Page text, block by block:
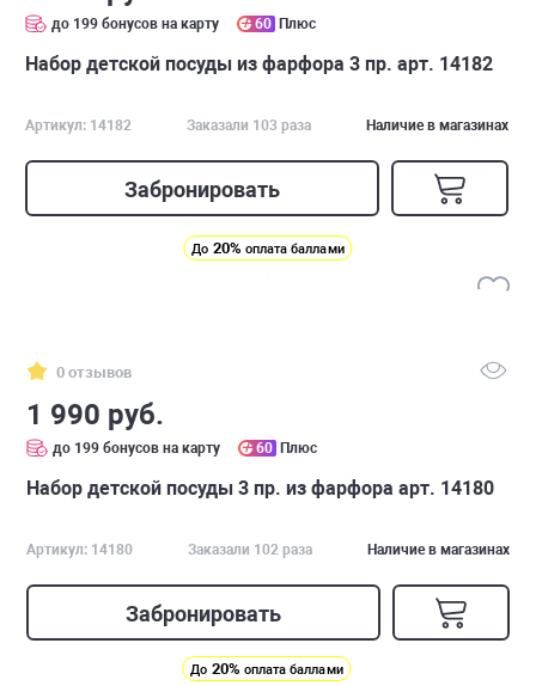
до 199 бонусов на карту 60 Плюс
Набор детской посуды из фарфора 3 пр. арт. 14182
Артикул: 14182 Заказали 103 раза Наличие в магазинах
Забронировать
До 20% оплата баллами
0 отзывов
1 990 руб.
до 199 бонусов на карту 60 Плюс
Набор детской посуды 3 пр. из фарфора арт. 14180
Артикул: 14180 Заказали 102 раза Наличие в магазинах
Забронировать
До 20% оплата баллами